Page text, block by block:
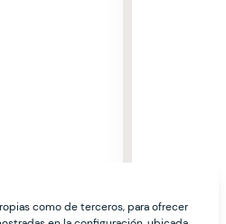
como de terceros, para ofrecer